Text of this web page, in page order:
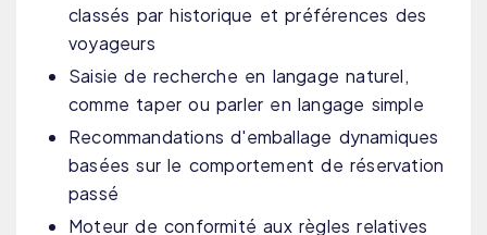
classés par historique et préférences des
voyageurs
Saisie de recherche en langage naturel,
comme taper ou parler en langage simple
Recommandations d'emballage dynamiques
basées sur le comportement de réservation
passé
Moteur de conformité aux règles relatives